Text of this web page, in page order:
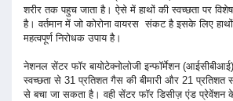
शरीर तक पहुच जाता है। ऐसे में हाथों की स्वच्छता पर
है। वर्तमान में जो कोरोना वायरस संकट है इसके लिए
महत्वपूर्ण निरोधक उपाय है।
नेशनल सेंटर फॉर बायोटेक्नोलोजी इन्फॉर्मेशन
स्वच्छता से 31 प्रतिशत गैस की बीमारी और 21 प्रतिशत
से बचा जा सकता है। वही सेंटर फॉर डिसीज़ एंड प्रेवेंशन